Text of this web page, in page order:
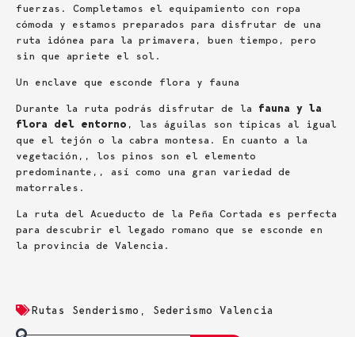
fuerzas. Completamos el equipamiento con ropa
cómoda y estamos preparados para disfrutar de una
ruta idónea para la primavera, buen tiempo, pero
sin que apriete el sol.
Un enclave que esconde flora y fauna
Durante la ruta podrás disfrutar de la fauna y la
flora del entorno , las águilas son típicas al igual
que el tejón o la cabra montesa. En cuanto a la
vegetación,, los pinos son el elemento
predominante,, así como una gran variedad de
matorrales.
La ruta del Acueducto de la Peña Cortada es perfecta
para descubrir el legado romano que se esconde en
la provincia de Valencia.
Rutas Senderismo Sederismo Valencia